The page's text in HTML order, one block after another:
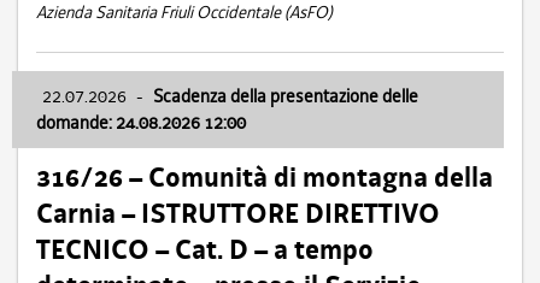
Azienda Sanitaria Friuli Occidentale (AsFO)
22.07.2026 - Scadenza della presentazione delle
domande: 24.08.2026 12:00
316/26 – Comunità di montagna della
Carnia – ISTRUTTORE DIRETTIVO
TECNICO – Cat. D – a tempo